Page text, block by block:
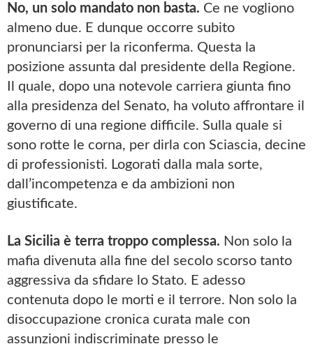
No, un solo mandato non basta. Ce ne vogliono
almeno due. E dunque occorre subito
pronunciarsi per la riconferma. Questa la
posizione assunta dal presidente della Regione.
Il quale, dopo una notevole carriera giunta fino
alla presidenza del Senato, ha voluto affrontare il
governo di una regione difficile. Sulla quale si
sono rotte le corna, per dirla con Sciascia, decine
di professionisti. Logorati dalla mala sorte,
dall’incompetenza e da ambizioni non
giustificate.
La Sicilia è terra troppo complessa. Non solo la
mafia divenuta alla fine del secolo scorso tanto
aggressiva da sfidare lo Stato. E adesso
contenuta dopo le morti e il terrore. Non solo la
disoccupazione cronica curata male con
assunzioni indiscriminate presso le